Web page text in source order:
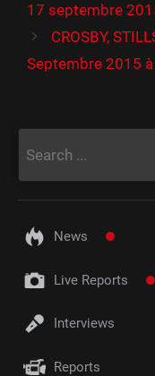
17 septembre
CROSBY,
Septembre 2015 à
News
Live Reports
Interviews
Reports